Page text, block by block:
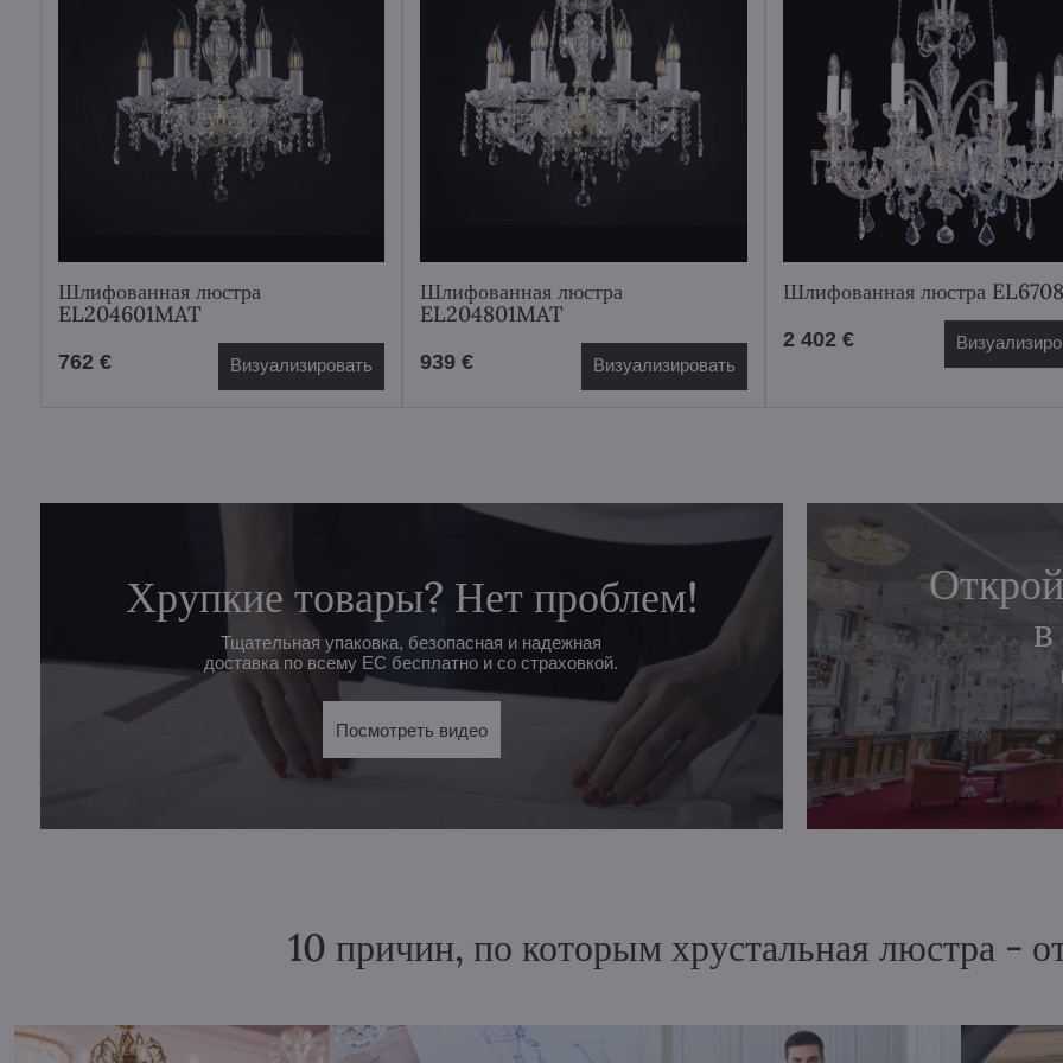
Шлифованная люстра
EL204601MAT
762 € Визуализировать
Шлифованная люстра
EL204801MAT
939 € Визуализировать
Шлифованная люстра
2 402 €
Хрупкие товары? Нет проблем!
Тщательная упаковка, безопасная и надежная
доставка по всему ЕС бесплатно и со страховкой.
Посмотреть видео
10 причин, по которым хрустальная люстра -